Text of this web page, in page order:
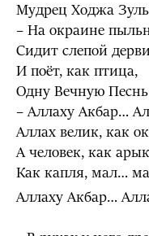
Мудрец Ходжа
– На окраине
Сидит слепой
И поёт, как птица,
Одну Вечную
– Аллаху Акбар…
Аллах велик, как
А человек, как
Как капля, мал…
Аллаху Акбар…